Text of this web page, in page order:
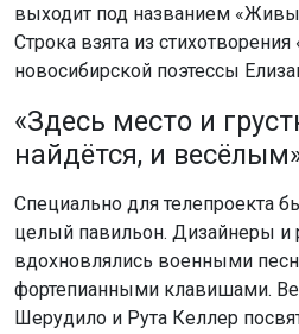
выходит под названием
Строка взята из стихотворения
новосибирской поэтессы
«Здесь место и
найдётся, и
Специально для телепроекта
целый павильон. Дизайнеры и
вдохновлялись военными
фортепианными клавишами.
Шерудило и Рута Келлер